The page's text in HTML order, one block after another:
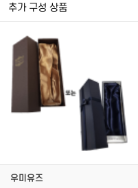
추가 구성 상품
우미유즈